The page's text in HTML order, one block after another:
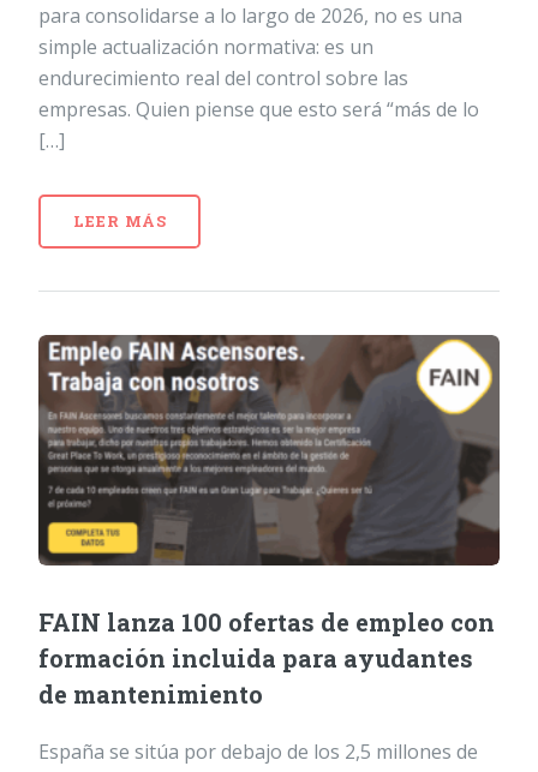
para consolidarse a lo largo de 2026, no es una
simple actualización normativa: es un
endurecimiento real del control sobre las
empresas. Quien piense que esto será “más de lo
[…]
LEER MÁS
FAIN lanza 100 ofertas de empleo con
formación incluida para ayudantes
de mantenimiento
España se sitúa por debajo de los 2,5 millones de